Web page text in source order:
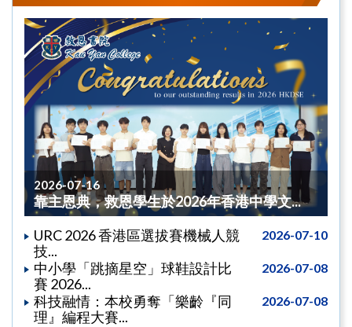
2026-07-16
靠主恩典，救恩學生於2026年香港中學文...
2026-07-10
URC 2026 香港區選拔賽機械人競
技...
2026-07-08
中小學「跳摘星空」球鞋設計比
賽 2026...
2026-07-08
科技融情：本校勇奪「樂齡『同
理』編程大賽...